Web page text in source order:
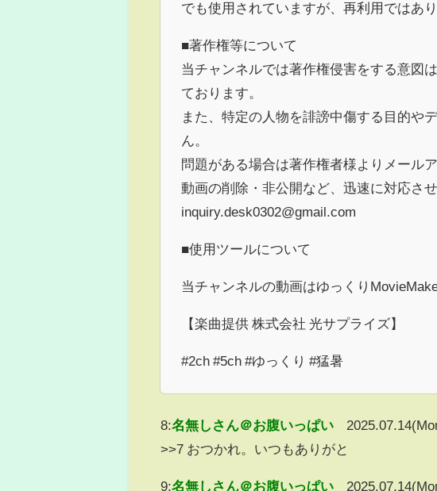
でも使用されていますが、再利用ではあり
■著作権等について
当チャンネルでは著作権侵害をする意図
ております。
また、特定の人物を誹謗中傷する目的や
ん。
問題がある場合は著作権者様よりメール
動画の削除・非公開など、迅速に対応させ
inquiry.desk0302@gmail.com
■使用ツールについて
当チャンネルの動画はゆっくり
【楽曲提供 株式会社 光サプライズ】
#2ch #5ch #ゆっくり #猛暑
8:名無しさん＠お腹いっぱい
>>7 おつかれ。いつもありがと
9:名無しさん＠お腹いっぱい